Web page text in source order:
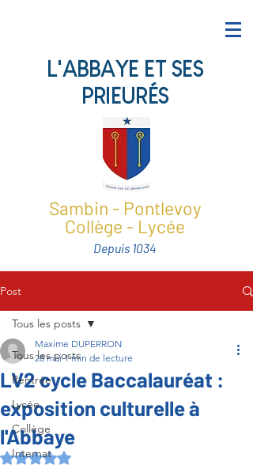
L'ABBAYE ET SES
PRIEURÉS
Sambin - Pontlevoy
Collège - Lycée
Depuis 1034
Post
Tous les posts
Rentrée
Lycée
Collège
Internat
Tous les posts
LV2 cycle Baccalauréat :
exposition culturelle à
l'Abbaye
Maxime DUPERRON
28 mai 1 min de lecture
Noté NaN étoiles sur 5.